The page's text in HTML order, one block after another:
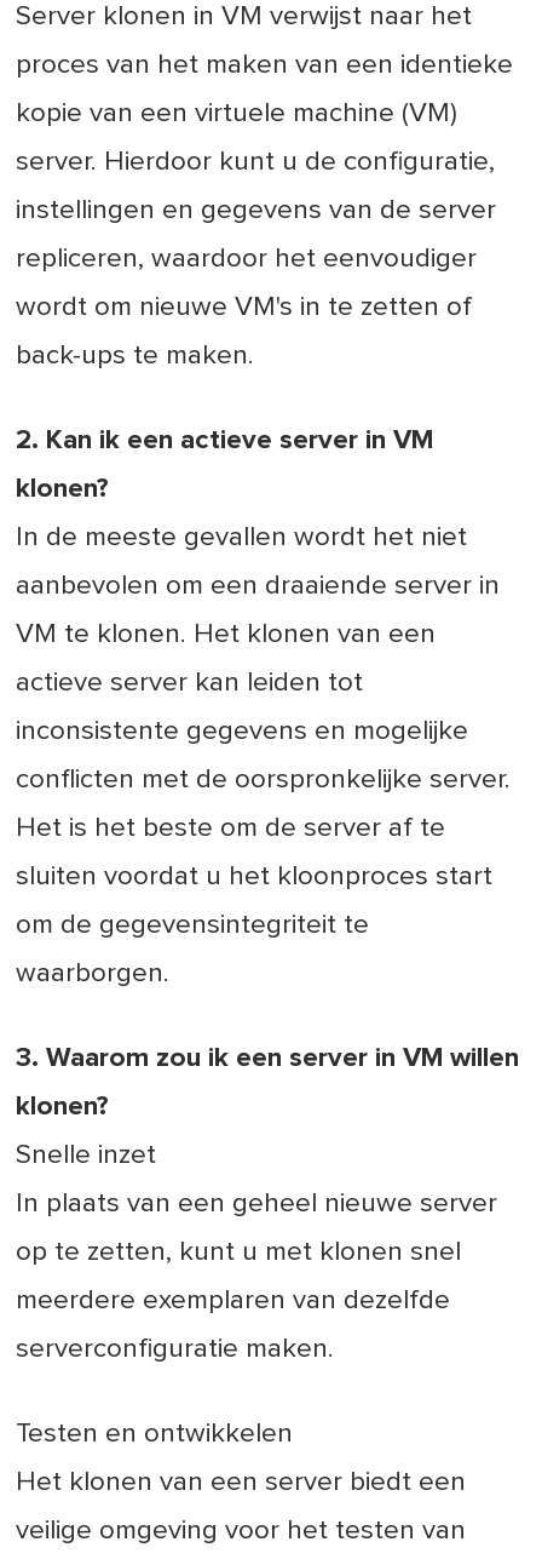
Server klonen in VM verwijst naar het
proces van het maken van een identieke
kopie van een virtuele machine (VM)
server. Hierdoor kunt u de configuratie,
instellingen en gegevens van de server
repliceren, waardoor het eenvoudiger
wordt om nieuwe VM's in te zetten of
back-ups te maken.
2. Kan ik een actieve server in VM
klonen?
In de meeste gevallen wordt het niet
aanbevolen om een draaiende server in
VM te klonen. Het klonen van een
actieve server kan leiden tot
inconsistente gegevens en mogelijke
conflicten met de oorspronkelijke server.
Het is het beste om de server af te
sluiten voordat u het kloonproces start
om de gegevensintegriteit te
waarborgen.
3. Waarom zou ik een server in VM willen
klonen?
Snelle inzet
In plaats van een geheel nieuwe server
op te zetten, kunt u met klonen snel
meerdere exemplaren van dezelfde
serverconfiguratie maken.
Testen en ontwikkelen
Het klonen van een server biedt een
veilige omgeving voor het testen van